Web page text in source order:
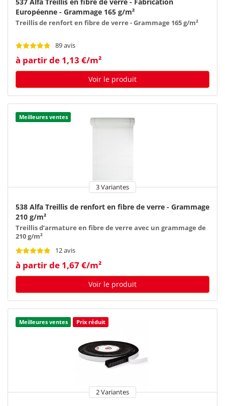
Européenne - Grammage 165 g/m²
Treillis de renfort en fibre de verre - Grammage 165 g/m²
89 avis
à partir de 1,13 €/m²
Voir le produit
Meilleures ventes
3 Variantes
538 Alfa Treillis de renfort en fibre de verre - Grammage
210 g/m²
Treillis d’armature en fibre de verre avec un grammage de
210 g/m²
12 avis
à partir de 1,67 €/m²
Voir le produit
Meilleures ventes Prix réduit
2 Variantes